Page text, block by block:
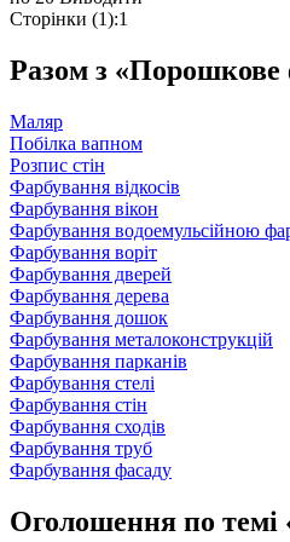
Сторінки (1):1
Разом з
Маляр
Побілка вапном
Розпис стін
Фарбування відкосів
Фарбування вікон
Фарбування водоемульсійною
Фарбування воріт
Фарбування дверей
Фарбування дерева
Фарбування дошок
Фарбування металоконструкцій
Фарбування парканів
Фарбування стелі
Фарбування стін
Фарбування сходів
Фарбування труб
Фарбування фасаду
Оголошення по